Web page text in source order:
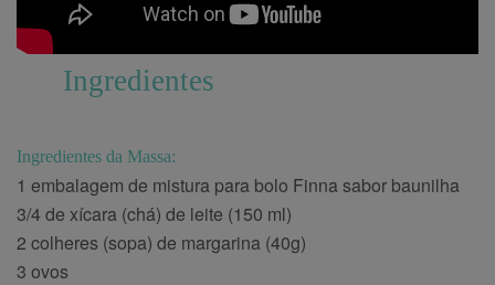
Ingredientes
Ingredientes da Massa:
1 embalagem de mistura para bolo Finna sabor baunilha
3/4 de xícara (chá) de leite (150 ml)
2 colheres (sopa) de margarina (40g)
3 ovos